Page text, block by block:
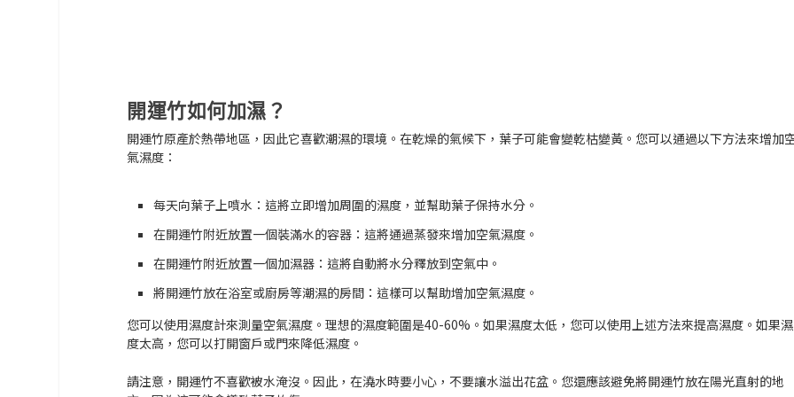
開運竹如何加濕？
開運竹原產於熱帶地區，因此它喜歡潮濕的環境。在乾燥的氣候下，葉子可能會變乾枯變黃。您可以通過以下方法來增加
氣濕度：
每天向葉子上噴水：這將立即增加周圍的濕度，並幫助葉子保持水分。
在開運竹附近放置一個裝滿水的容器：這將通過蒸發來增加空氣濕度。
在開運竹附近放置一個加濕器：這將自動將水分釋放到空氣中。
將開運竹放在浴室或廚房等潮濕的房間：這樣可以幫助增加空氣濕度。
您可以使用濕度計來測量空氣濕度。理想的濕度範圍是40-60%。如果濕度太低，您可以使用上述方法來提高濕度。如果濕
度太高，您可以打開窗戶或門來降低濕度。
請注意，開運竹不喜歡被水淹沒。因此，在澆水時要小心，不要讓水溢出花盆。您還應該避免將開運竹放在陽光直射的地